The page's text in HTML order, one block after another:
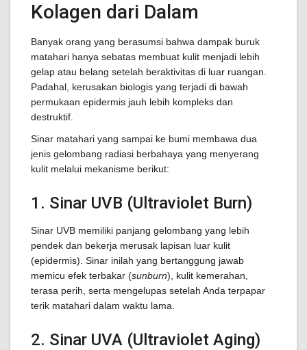
Kolagen dari Dalam
Banyak orang yang berasumsi bahwa dampak buruk
matahari hanya sebatas membuat kulit menjadi lebih
gelap atau belang setelah beraktivitas di luar ruangan.
Padahal, kerusakan biologis yang terjadi di bawah
permukaan epidermis jauh lebih kompleks dan
destruktif.
Sinar matahari yang sampai ke bumi membawa dua
jenis gelombang radiasi berbahaya yang menyerang
kulit melalui mekanisme berikut:
1. Sinar UVB (Ultraviolet Burn)
Sinar UVB memiliki panjang gelombang yang lebih
pendek dan bekerja merusak lapisan luar kulit
(epidermis). Sinar inilah yang bertanggung jawab
memicu efek terbakar (sunburn), kulit kemerahan,
terasa perih, serta mengelupas setelah Anda terpapar
terik matahari dalam waktu lama.
2. Sinar UVA (Ultraviolet Aging)